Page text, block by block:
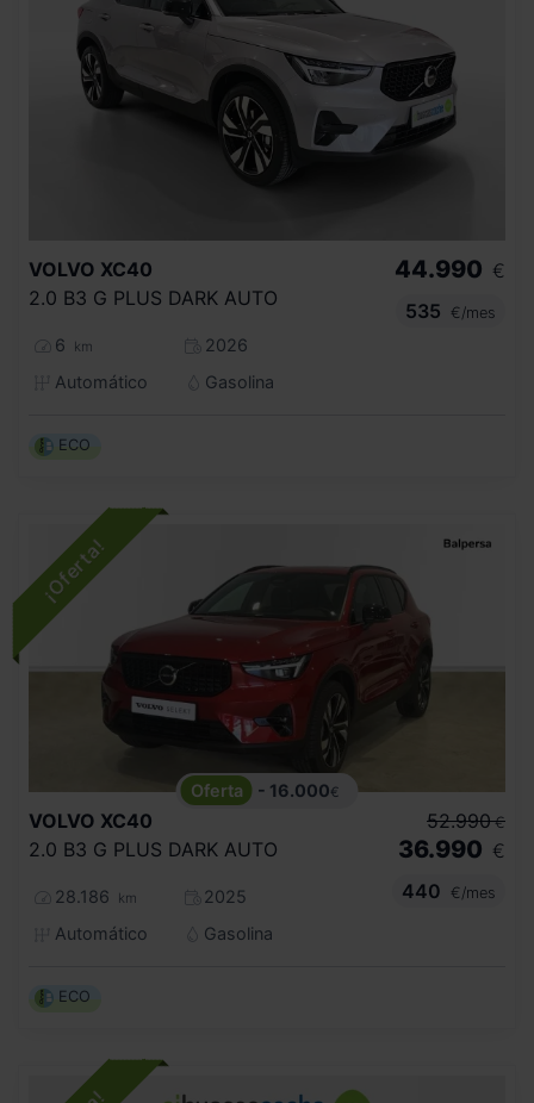
VOLVO XC40
2.0 B3 G PLUS DARK AUTO
6 km
2026
Automático
Gasolina
44.990 €
535
€/mes
ECO
- 16.000€
VOLVO XC40
2.0 B3 G PLUS DARK AUTO
28.186 km
2025
Automático
Gasolina
52.990 €
36.990 €
440
€/mes
ECO